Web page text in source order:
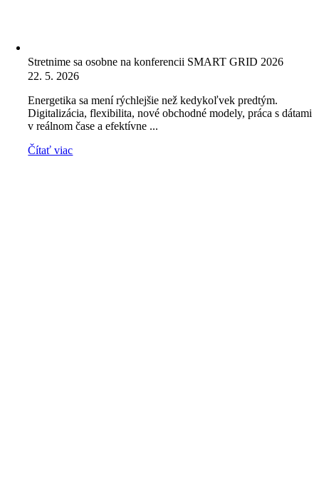
Stretnime sa osobne na konferencii SMART GRID 2026
22. 5. 2026
Energetika sa mení rýchlejšie než kedykoľvek predtým.
Digitalizácia, flexibilita, nové obchodné modely, práca s dátami
v reálnom čase a efektívne ...
Čítať viac